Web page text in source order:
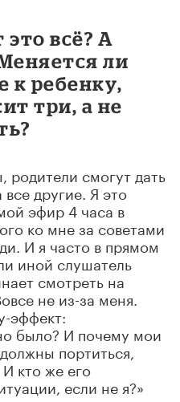
всё? А
ли
к ребенку,
три, а не
родители смогут дать
другие. Я это
эфир 4 часа в
ко мне за советами
И я часто в прямом
иной слушатель
смотреть на
не из-за меня.
эффект:
было? И почему мои
портиться,
кто же его
если не я?»